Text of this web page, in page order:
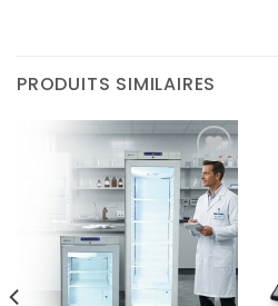
PRODUITS SIMILAIRES
Ajouter
à la liste
d’envies